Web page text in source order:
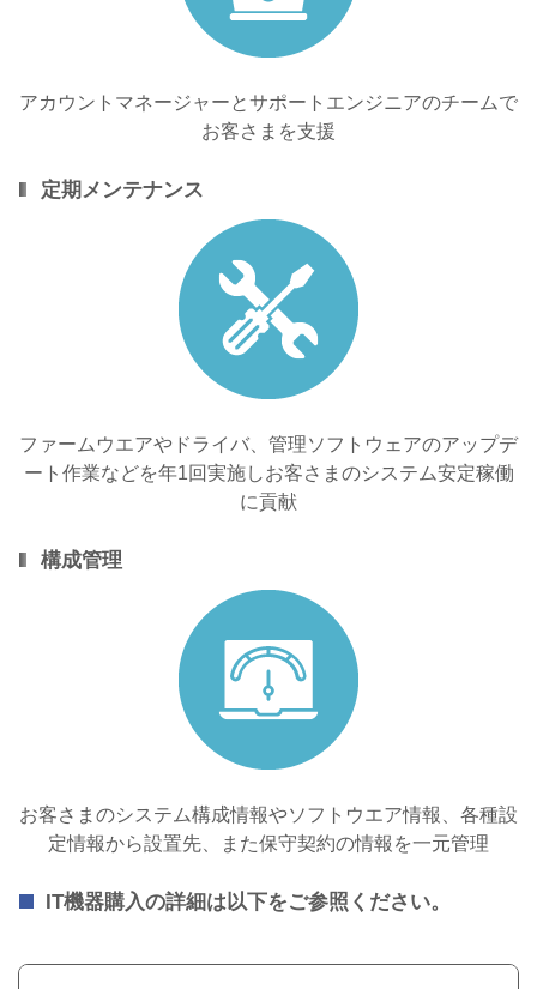
アカウントマネージャーとサポートエンジニアのチームで
お客さまを支援
定期メンテナンス
ファームウエアやドライバ、管理ソフトウェアのアップデ
ート作業などを年1回実施しお客さまのシステム安定稼働
に貢献
構成管理
お客さまのシステム構成情報やソフトウエア情報、各種設
定情報から設置先、また保守契約の情報を一元管理
IT機器購入の詳細は以下をご参照ください。